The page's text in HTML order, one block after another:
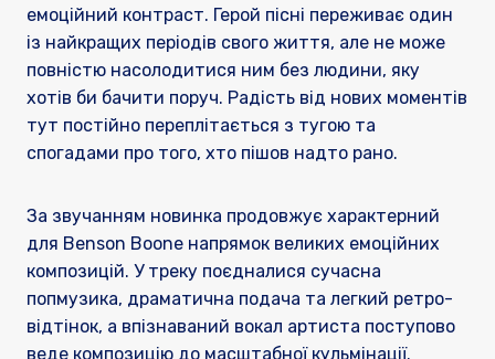
емоційний контраст. Герой пісні переживає один
із найкращих періодів свого життя, але не може
повністю насолодитися ним без людини, яку
хотів би бачити поруч. Радість від нових моментів
тут постійно переплітається з тугою та
спогадами про того, хто пішов надто рано.
За звучанням новинка продовжує характерний
для Benson Boone напрямок великих емоційних
композицій. У треку поєдналися сучасна
попмузика, драматична подача та легкий ретро-
відтінок, а впізнаваний вокал артиста поступово
веде композицію до масштабної кульмінації.